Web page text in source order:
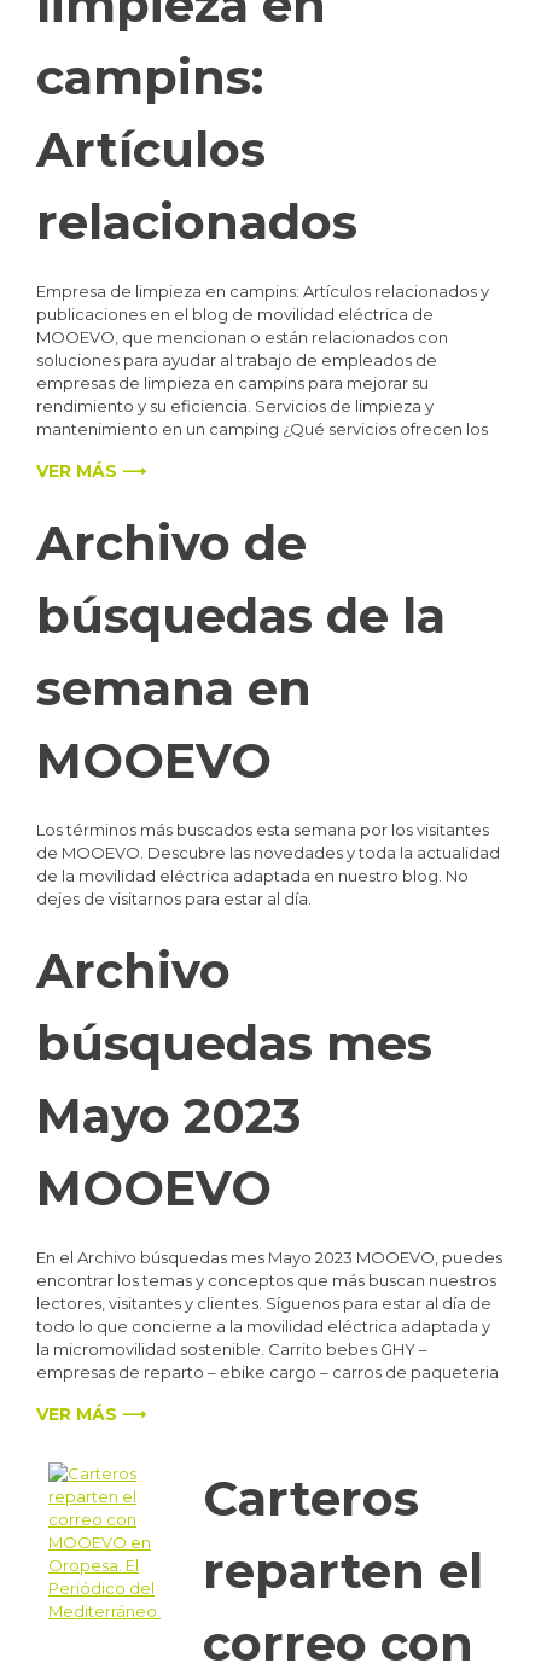
campins:
Artículos
relacionados
Empresa de limpieza en campins: Artículos relacionados y
publicaciones en el blog de movilidad eléctrica de
MOOEVO, que mencionan o están relacionados con
soluciones para ayudar al trabajo de empleados de
empresas de limpieza en campins para mejorar su
rendimiento y su eficiencia. Servicios de limpieza y
mantenimiento en un camping ¿Qué servicios ofrecen los
VER MÁS ⟶
Archivo de
búsquedas de la
semana en
MOOEVO
Los términos más buscados esta semana por los visitantes
de MOOEVO. Descubre las novedades y toda la actualidad
de la movilidad eléctrica adaptada en nuestro blog. No
dejes de visitarnos para estar al día.
Archivo
búsquedas mes
Mayo 2023
MOOEVO
En el Archivo búsquedas mes Mayo 2023 MOOEVO, puedes
encontrar los temas y conceptos que más buscan nuestros
lectores, visitantes y clientes. Síguenos para estar al día de
todo lo que concierne a la movilidad eléctrica adaptada y
la micromovilidad sostenible. Carrito bebes GHY –
empresas de reparto – ebike cargo – carros de paqueteria
VER MÁS ⟶
Carteros
reparten el
correo con